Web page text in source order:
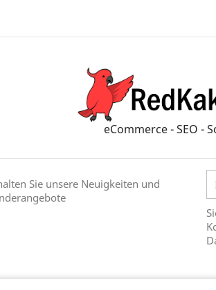
eCommerce - SEO -
Sie unsere Neuigkeiten und